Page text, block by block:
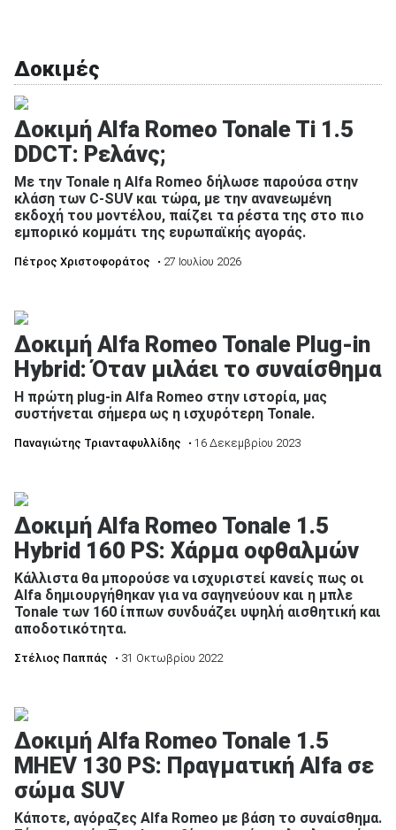
Δοκιμές
Δοκιμή Alfa Romeo Tonale Ti 1.5
DDCT: Ρελάνς;
Με την Tonale η Alfa Romeo δήλωσε παρούσα στην
κλάση των C-SUV και τώρα, με την ανανεωμένη
εκδοχή του μοντέλου, παίζει τα ρέστα της στο πιο
εμπορικό κομμάτι της ευρωπαϊκής αγοράς.
Πέτρος Χριστοφοράτος • 27 Ιουλίου 2026
Δοκιμή Alfa Romeo Tonale Plug-in
Hybrid: Όταν μιλάει το συναίσθημα
Η πρώτη plug-in Alfa Romeo στην ιστορία, μας
συστήνεται σήμερα ως η ισχυρότερη Tonale.
Παναγιώτης Τριανταφυλλίδης • 16 Δεκεμβρίου 2023
Δοκιμή Alfa Romeo Tonale 1.5
Hybrid 160 PS: Χάρμα οφθαλμών
Κάλλιστα θα μπορούσε να ισχυριστεί κανείς πως οι
Alfa δημιουργήθηκαν για να σαγηνεύουν και η μπλε
Tonale των 160 ίππων συνδυάζει υψηλή αισθητική και
αποδοτικότητα.
Στέλιος Παππάς • 31 Οκτωβρίου 2022
Δοκιμή Alfa Romeo Tonale 1.5
MHEV 130 PS: Πραγματική Alfa σε
σώμα SUV
Κάποτε, αγόραζες Alfa Romeo με βάση το συναίσθημα.